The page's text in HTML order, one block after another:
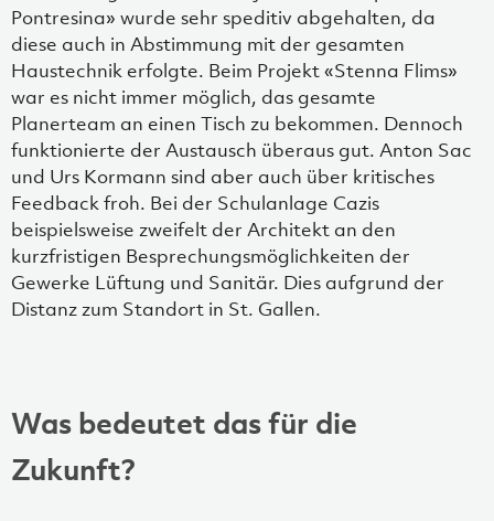
Pontresina» wurde sehr speditiv abgehalten, da
diese auch in Abstimmung mit der gesamten
Haustechnik erfolgte. Beim Projekt «Stenna Flims»
war es nicht immer möglich, das gesamte
Planerteam an einen Tisch zu bekommen. Dennoch
funktionierte der Austausch überaus gut. Anton Sac
und Urs Kormann sind aber auch über kritisches
Feedback froh. Bei der Schulanlage Cazis
beispielsweise zweifelt der Architekt an den
kurzfristigen Besprechungsmöglichkeiten der
Gewerke Lüftung und Sanitär. Dies aufgrund der
Distanz zum Standort in St. Gallen.
Was bedeutet das für die
Zukunft?